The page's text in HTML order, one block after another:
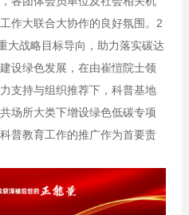
作大联合大协作的良好氛围。2
大战略目标导向，助力落实碳达
设绿色发展，在由崔愷院士领
支持与组织推荐下，科普基地
场所大类下增设绿色低碳专项
普教育工作的推广作为首要责